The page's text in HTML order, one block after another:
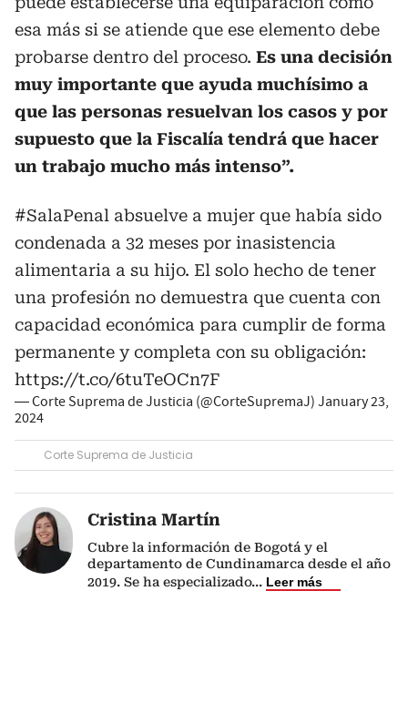
esa más si se atiende que ese elemento debe
probarse dentro del proceso. Es una decisión
muy importante que ayuda muchísimo a
que las personas resuelvan los casos y por
supuesto que la Fiscalía tendrá que hacer
un trabajo mucho más intenso”.
#SalaPenal absuelve a mujer que había sido
condenada a 32 meses por inasistencia
alimentaria a su hijo. El solo hecho de tener
una profesión no demuestra que cuenta con
capacidad económica para cumplir de forma
permanente y completa con su obligación:
https://t.co/6tuTeOCn7F
— Corte Suprema de Justicia (@CorteSupremaJ) January 23,
2024
Corte Suprema de Justicia
Cristina Martín
Cubre la información de Bogotá y el
departamento de Cundinamarca desde el año
2019. Se ha especializado... Leer más